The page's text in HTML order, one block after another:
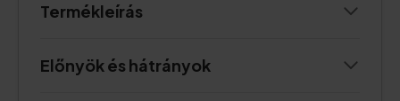
Termékleírás
Előnyök és hátrányok